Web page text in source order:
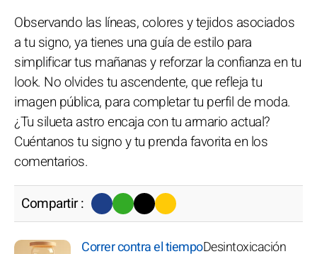
Observando las líneas, colores y tejidos asociados
a tu signo, ya tienes una guía de estilo para
simplificar tus mañanas y reforzar la confianza en tu
look. No olvides tu ascendente, que refleja tu
imagen pública, para completar tu perfil de moda.
¿Tu silueta astro encaja con tu armario actual?
Cuéntanos tu signo y tu prenda favorita en los
comentarios.
Compartir :
Correr contra el tiempoDesintoxicación